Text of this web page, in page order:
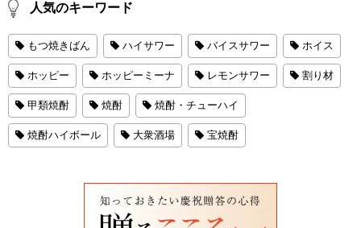
人気のキーワード
もつ焼きばん ハイサワー バイスサワー ホイス
ホッピー ホッピーミーナ レモンサワー 割り材
甲類焼酎 焼酎 焼酎・チューハイ
焼酎ハイボール 大衆酒場 宝焼酎